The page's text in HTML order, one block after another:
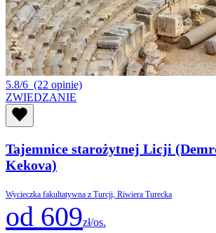
5.8/6 (22 opinie)
ZWIEDZANIE
Tajemnice starożytnej Licji
Kekova)
Wycieczka fakultatywna z Turcji, Riwiera Turecka
od 609zł/os.